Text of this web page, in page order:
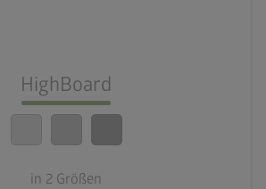
HighBoard
in 2 Größen
calendar_month
20 Jahre Garantie